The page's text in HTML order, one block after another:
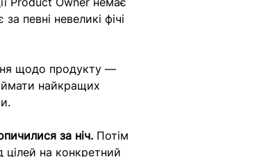
певні невеликі фічі
щодо продукту —
найкращих
за ніч. Потім
на конкретний